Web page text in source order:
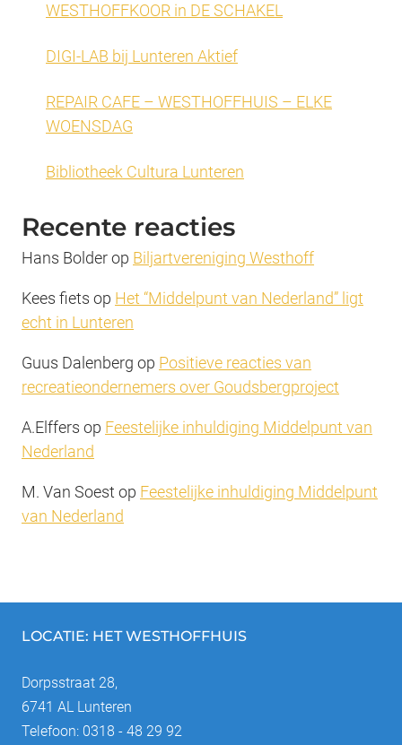
WESTHOFFKOOR in DE SCHAKEL
DIGI-LAB bij Lunteren Aktief
REPAIR CAFE – WESTHOFFHUIS – ELKE
WOENSDAG
Bibliotheek Cultura Lunteren
Recente reacties
Hans Bolderop Biljartvereniging Westhoff
Kees fiets op Het “Middelpunt van Nederland” ligt
echt in Lunteren
Guus Dalenberg op Positieve reacties van
recreatieondernemers over Goudsbergproject
A.Elffers op Feestelijke inhuldiging Middelpunt van
Nederland
M. Van Soest op Feestelijke inhuldiging Middelpunt
van Nederland
LOCATIE: HET WESTHOFFHUIS
Dorpsstraat 28,
6741 AL Lunteren
Telefoon: 0318 - 48 29 92